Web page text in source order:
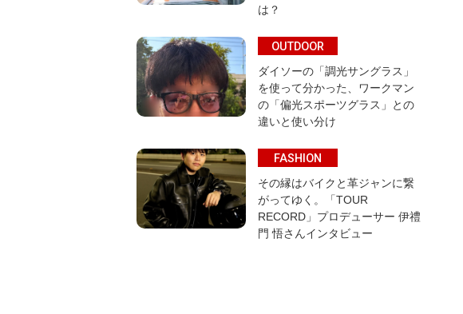
は？
OUTDOOR
ダイソーの「調光サングラス」
を使って分かった、ワークマン
の「偏光スポーツグラス」との
違いと使い分け
FASHION
その縁はバイクと革ジャンに繋
がってゆく。「TOUR
RECORD」プロデューサー 伊禮
門 悟さんインタビュー